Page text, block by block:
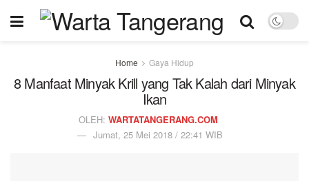
Home Gaya Hidup
8 Manfaat Minyak Krill yang Tak Kalah dari Minyak
Ikan
OLEH: WARTATANGERANG.COM
Jumat, 25 Mei 2018 / 22:41 WIB